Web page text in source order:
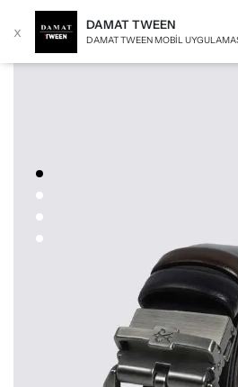
x DAMAT TWEEN
DAMAT TWEEN MOBIL